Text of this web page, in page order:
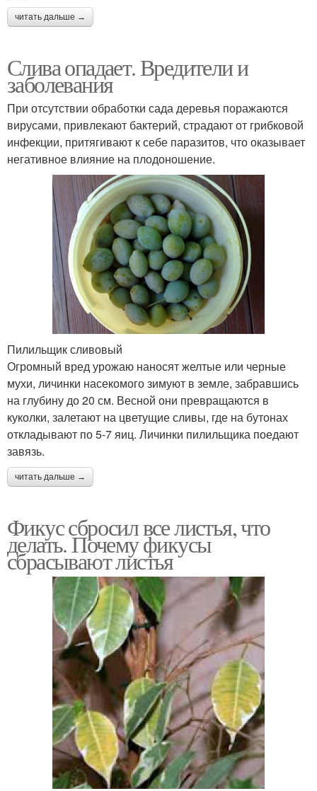
читать дальше →
Слива опадает. Вредители и
заболевания
При отсутствии обработки сада деревья поражаются
вирусами, привлекают бактерий, страдают от грибковой
инфекции, притягивают к себе паразитов, что оказывает
негативное влияние на плодоношение.
Пилильщик сливовый
Огромный вред урожаю наносят желтые или черные
мухи, личинки насекомого зимуют в земле, забравшись
на глубину до 20 см. Весной они превращаются в
куколки, залетают на цветущие сливы, где на бутонах
откладывают по 5-7 яиц. Личинки пилильщика поедают
завязь.
читать дальше →
Фикус сбросил все листья, что
делать. Почему фикусы
сбрасывают листья